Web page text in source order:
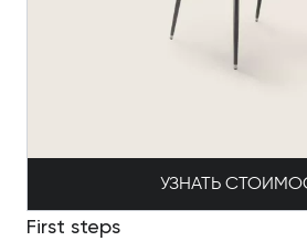
УЗНАТЬ
First steps